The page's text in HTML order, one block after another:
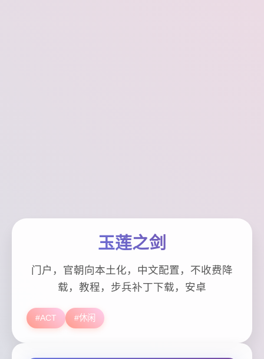
玉莲之剑
门户，官朝向本土化，中文配置，不收费降
载，教程，步兵补丁下载，安卓
#ACT #休闲